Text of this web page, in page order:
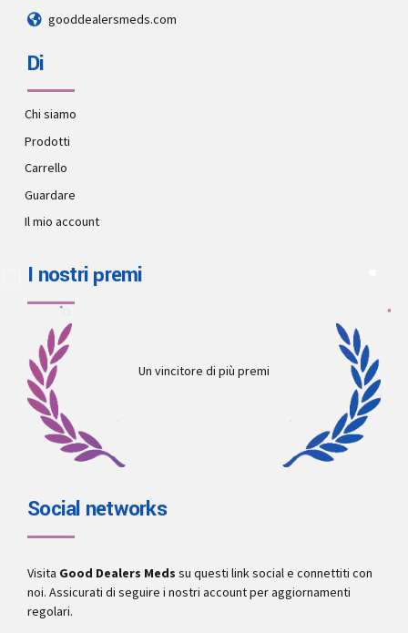
gooddealersmeds.com
Di
Chi siamo
Prodotti
Carrello
Guardare
Il mio account
I nostri premi
Un vincitore di più premi
Social networks
Visita Good Dealers Meds su questi link social e connettiti con
noi. Assicurati di seguire i nostri account per aggiornamenti
regolari.